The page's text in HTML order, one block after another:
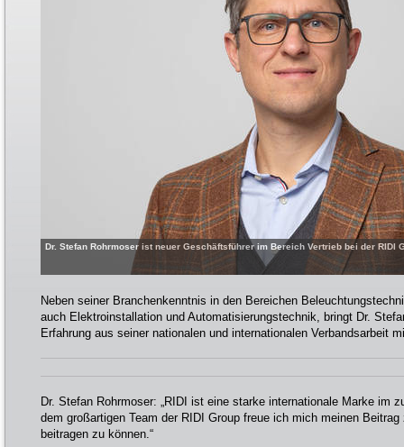
Dr. Stefan Rohrmoser ist neuer Geschäftsführer im Bereich Vertrieb bei der RIDI
Neben seiner Branchenkenntnis in den Bereichen
auch Elektroinstallation und Automatisierungstechnik, bringt Dr.
Erfahrung aus seiner nationalen und internationalen Verbandsarbeit
Dr. Stefan Rohrmoser: „RIDI ist eine starke internationale Marke im
dem großartigen Team der RIDI Group freue ich mich meinen
beitragen zu können.“